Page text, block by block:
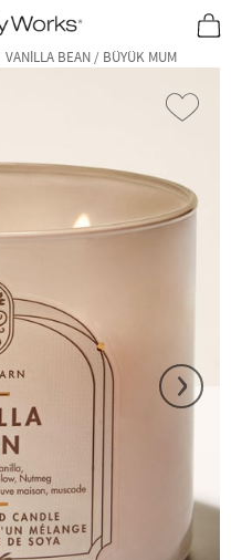
*Promosyon Detayları
VANILLA BEAN / BÜYÜK MUM
›